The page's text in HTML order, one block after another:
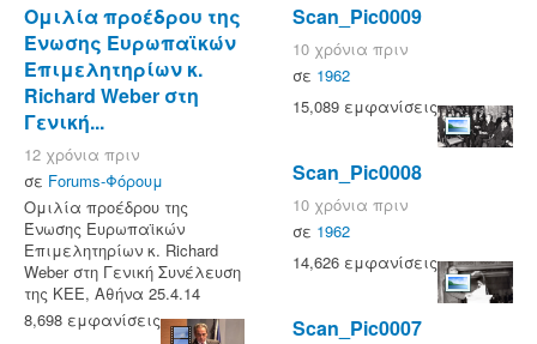
Ομιλία προέδρου της
Ένωσης Ευρωπαϊκών
Επιμελητηρίων κ.
Richard Weber στη
Γενική...
12 χρόνια πριν
σε Forums-Φόρουμ
Ομιλία προέδρου της
Ένωσης Ευρωπαϊκών
Επιμελητηρίων κ. Richard
Weber στη Γενική Συνέλευση
της ΚΕΕ, Αθήνα 25.4.14
8,698 εμφανίσεις
Scan_Pic0009
10 χρόνια πριν
σε 1962
15,089 εμφανίσεις
Scan_Pic0008
10 χρόνια πριν
σε 1962
14,626 εμφανίσεις
Scan_Pic0007